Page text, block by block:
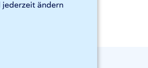
jederzeit ändern